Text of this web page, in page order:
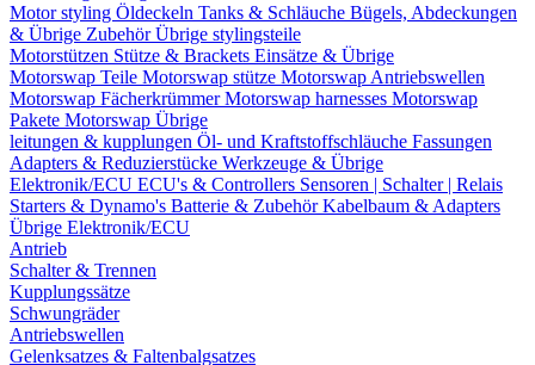
Motor styling Öldeckeln Tanks & Schläuche Bügels, Abdeckungen
& Übrige ZubehörÜbrige stylingsteile
Motorstützen Stütze & Brackets Einsätze & Übrige
Motorswap Teile Motorswap stütze Motorswap Antriebswellen
Motorswap FächerkrümmerMotorswap harnesses Motorswap
Pakete Motorswap Übrige
leitungen & kupplungen Öl- und Kraftstoffschläuche Fassungen
Adapters & Reduzierstücke Werkzeuge & Übrige
Elektronik/ECU ECU's & Controllers Sensoren | Schalter | Relais
Starters & Dynamo's Batterie & ZubehörKabelbaum & Adapters
Übrige Elektronik/ECU
Antrieb
Schalter & Trennen
Kupplungssätze
Schwungräder
Antriebswellen
Gelenksatzes & Faltenbalgsatzes